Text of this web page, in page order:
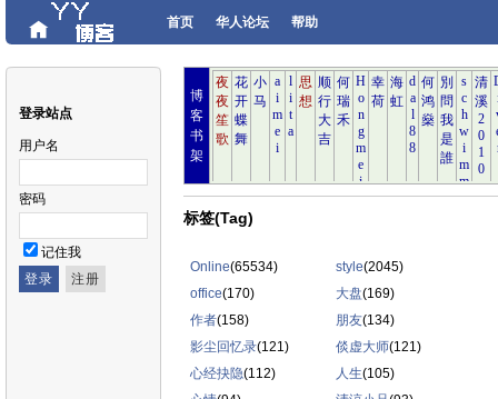
首页 华人论坛 帮助
登录站点
用户名
密码
记住我
博
客
书
架
标签(Tag)
Online(65534) style(2045)
office(170) 大盘(169)
作者(158) 朋友(134)
影尘回忆录(121) 倓虚大师(121)
心经抉隐(112) 人生(105)